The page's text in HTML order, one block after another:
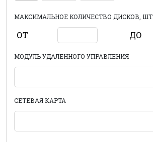
МАКСИМАЛЬНОЕ КОЛИЧЕСТВО ДИСКОВ, ШТ.
ОТ ДО
МОДУЛЬ УДАЛЕННОГО УПРАВЛЕНИЯ
СЕТЕВАЯ КАРТА